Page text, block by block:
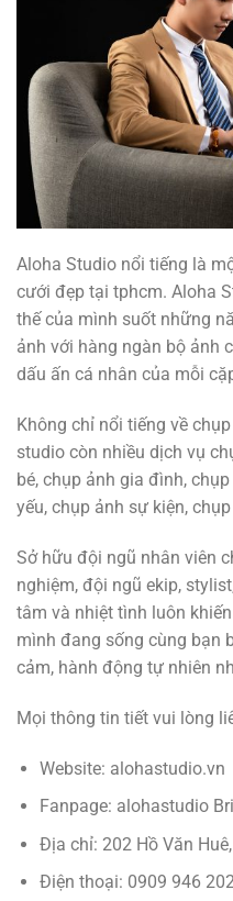
Aloha Studio nổi tiếng là
cưới đẹp tại tphcm. Aloha
thế của mình suốt những
ảnh với hàng ngàn bộ ảnh
dấu ấn cá nhân của mỗi
Không chỉ nổi tiếng về
studio còn nhiều dịch vụ
bé, chụp ảnh gia đình,
yếu, chụp ảnh sự kiện,
Sở hữu đội ngũ nhân viên
nghiệm, đội ngũ ekip,
tâm và nhiệt tình luôn
mình đang sống cùng bạn
cảm, hành động tự nhiên
Mọi thông tin tiết vui lòng
Website: alohastudio.vn
Fanpage: alohastudio
Địa chỉ: 202 Hồ Văn
Điện thoại: 0909 946